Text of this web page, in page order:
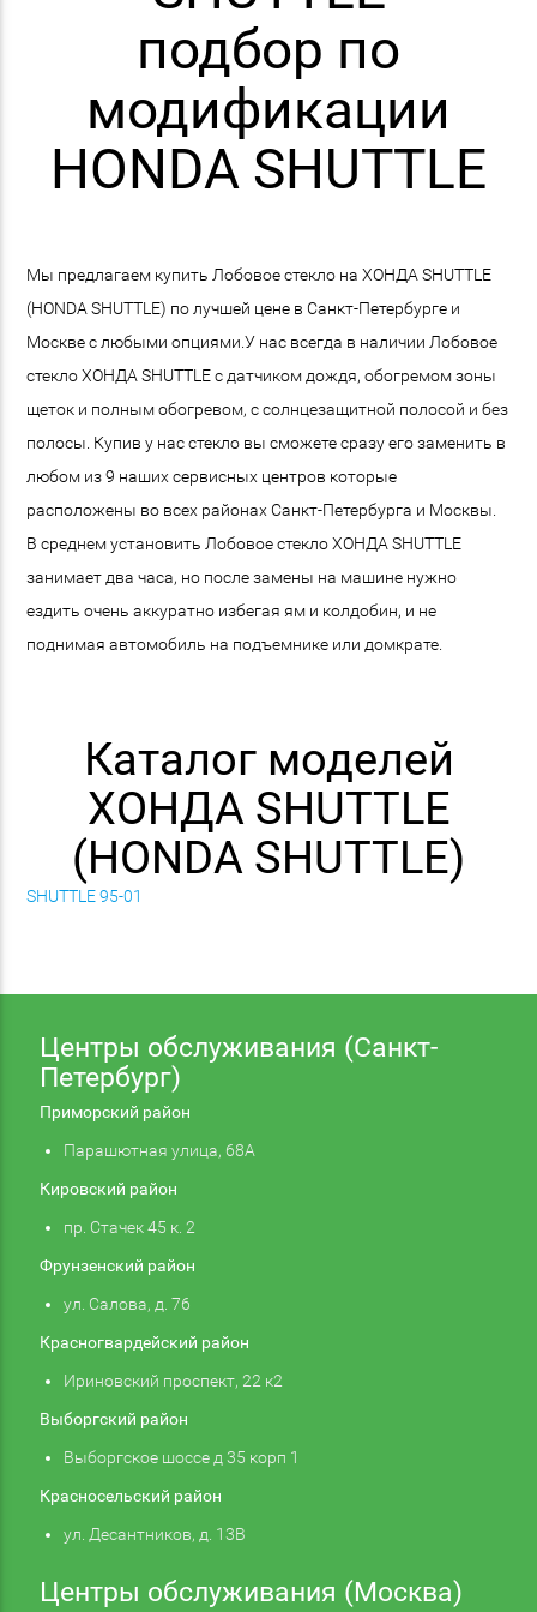
подбор по
модификации
HONDA SHUTTLE
Мы предлагаем купить Лобовое стекло на ХОНДА SHUTTLE
(HONDA SHUTTLE) по лучшей цене в Санкт-Петербурге и
Москве с любыми опциями.У нас всегда в наличии Лобовое
стекло ХОНДА SHUTTLE с датчиком дождя, обогремом зоны
щеток и полным обогревом, с солнцезащитной полосой и без
полосы. Купив у нас стекло вы сможете сразу его заменить в
любом из 9 наших сервисных центров которые
расположены во всех районах Санкт-Петербурга и Москвы.
В среднем установить Лобовое стекло ХОНДА SHUTTLE
занимает два часа, но после замены на машине нужно
ездить очень аккуратно избегая ям и колдобин, и не
поднимая автомобиль на подъемнике или домкрате.
Каталог моделей
ХОНДА SHUTTLE
(HONDA SHUTTLE)
SHUTTLE 95-01
Центры обслуживания (Санкт-
Петербург)
Приморский район
Парашютная улица, 68А
Кировский район
пр. Стачек 45 к. 2
Фрунзенский район
ул. Салова, д. 76
Красногвардейский район
Ириновский проспект, 22 к2
Выборгский район
Выборгское шоссе д 35 корп 1
Красносельский район
ул. Десантников, д. 13В
Центры обслуживания (Москва)